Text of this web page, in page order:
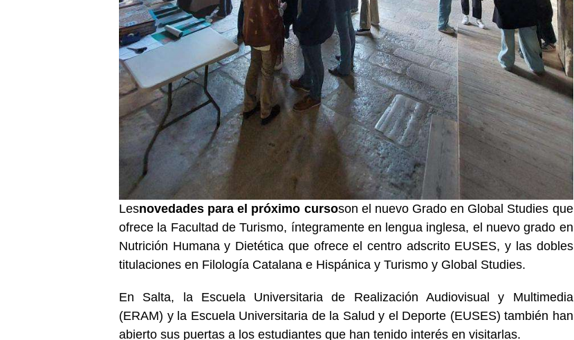
Lesnovedades para el próximo cursoson el nuevo Grado en Global Studies que
ofrece la Facultad de Turismo, íntegramente en lengua inglesa, el nuevo grado en
Nutrición Humana y Dietética que ofrece el centro adscrito EUSES, y las dobles
titulaciones en Filología Catalana e Hispánica y Turismo y Global Studies.
En Salta, la Escuela Universitaria de Realización Audiovisual y Multimedia
(ERAM) y la Escuela Universitaria de la Salud y el Deporte (EUSES) también han
abierto sus puertas a los estudiantes que han tenido interés en visitarlas.